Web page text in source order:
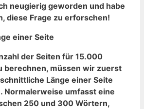
neugierig geworden und habe
diese Frage zu erforschen!
einer Seite
der Seiten für⁢ 15.000
berechnen,⁤ müssen wir zuerst
‌Länge einer ⁢Seite
⁣Normalerweise umfasst eine
250 und 300 Wörtern,